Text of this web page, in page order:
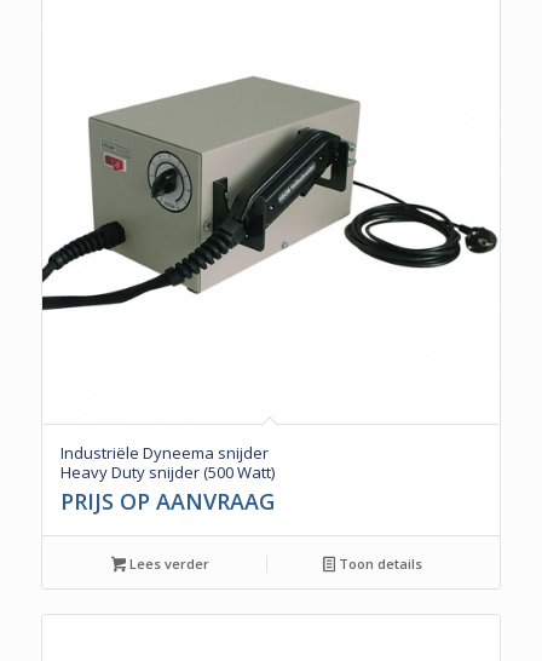
Industriële Dyneema snijder
Heavy Duty snijder (500 Watt)
PRIJS OP AANVRAAG
Lees verder Toon details